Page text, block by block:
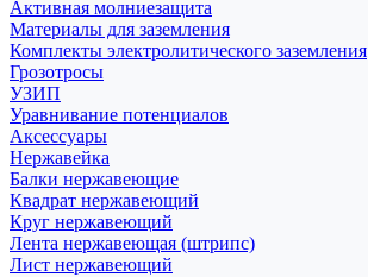
Активная молниезащита
Материалы для заземления
Комплекты электролитического заземления
Грозотросы
УЗИП
Уравнивание потенциалов
Аксессуары
Нержавейка
Балки нержавеющие
Квадрат нержавеющий
Круг нержавеющий
Лента нержавеющая (штрипс)
Лист нержавеющий